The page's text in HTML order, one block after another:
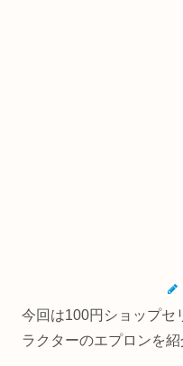
今回は100円ショップセ
ラクターのエプロンを紹